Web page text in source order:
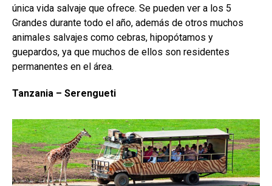
única vida salvaje que ofrece. Se pueden ver a los 5
Grandes durante todo el año, además de otros muchos
animales salvajes como cebras, hipopótamos y
guepardos, ya que muchos de ellos son residentes
permanentes en el área.
Tanzania – Serengueti